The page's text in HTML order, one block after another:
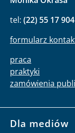
tel: (22) 55 17 904
formularz
praca
praktyki
zamówienia
Dla mediów